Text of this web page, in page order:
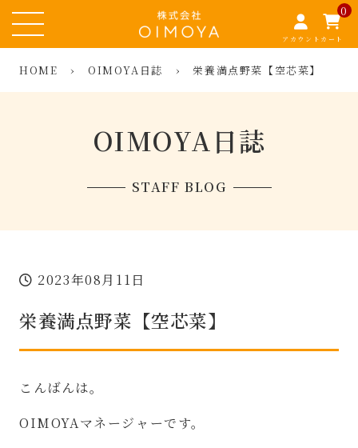
アカウント
0
カート
HOME › OIMOYA日誌 › 栄養満点野菜【空芯菜】
OIMOYA日誌
STAFF BLOG
2023年08月11日
栄養満点野菜【空芯菜】
こんばんは。
OIMOYAマネージャーです。